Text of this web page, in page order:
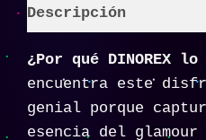
Descripción
¿Por qué DINOREX lo
encuentra este
genial porque
esencia del